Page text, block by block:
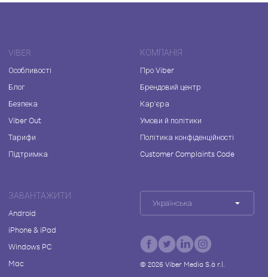
VIBER
Особливості
Блог
Безпека
Viber Out
Тарифи
Підтримка
КОМПАНІЯ
Про Viber
Брендовий центр
Кар'єра
Умови й політики
Політика конфіденційності
Customer Complaints Code
ЗАВАНТАЖИТИ
Android
iPhone & iPad
Windows PC
Mac
Українська
© 2026Viber Media S.à r.l.